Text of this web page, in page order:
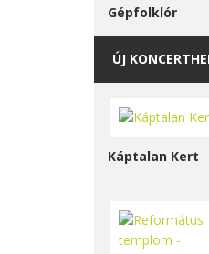
Gépfolklór
ÚJ
Káptalan Kert